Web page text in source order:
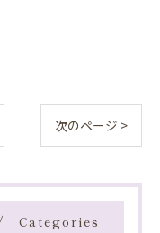
次のページ >
Categories